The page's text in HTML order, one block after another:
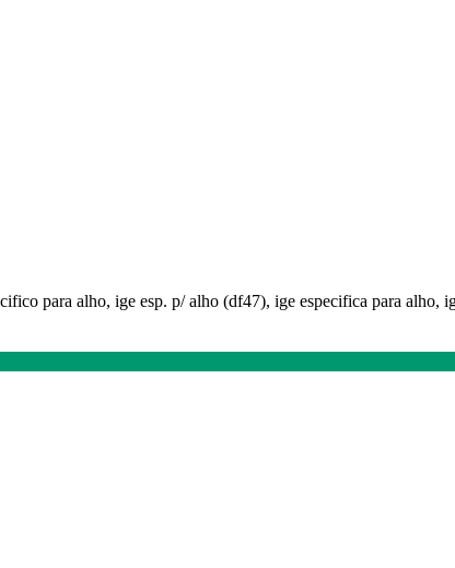
para alho, ige esp. p/ alho (df47), ige especifica para